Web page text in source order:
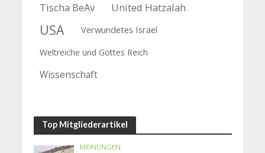
Tischa BeAv United Hatzalah
USA Verwundetes Israel
Weltreiche und Gottes Reich
Wissenschaft
Top Mitgliederartikel
MEINUNGEN